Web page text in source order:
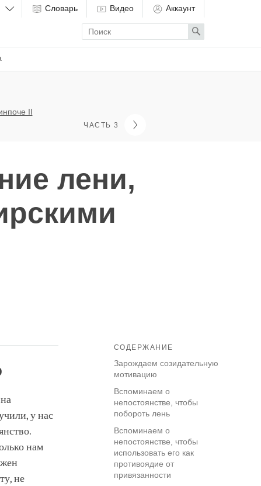
Словарь Видео Аккаунт
Enter
search
term
Search
II
ЧАСТЬ 3
лени,
СОДЕРЖАНИЕ
Зарождаем созидательную
мотивацию
Вспоминаем о
непостоянстве, чтобы
побороть лень
Вспоминаем о
непостоянстве, чтобы
использовать его как
противоядие от
привязанности
у нас
нам
не